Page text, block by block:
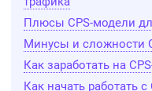
Плюсы CPS-модели
Минусы и сложности
Как заработать на
Как начать работать